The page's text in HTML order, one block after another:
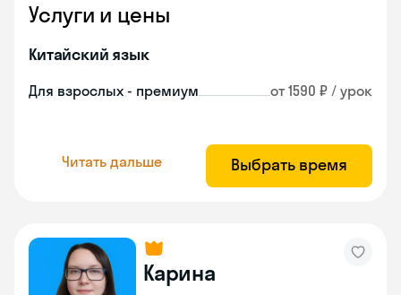
Услуги и цены
Китайский язык
Для взрослых - премиум от 1590 ₽ / урок
Читать дальше Выбрать время
Карина